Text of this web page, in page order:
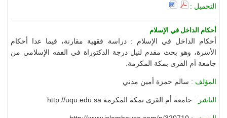
التحميل :
أحكام الداخل في الإسلام
أحكام الداخل في الإسلام : دراسة فقهية مقارنة، فيما عدا أحكام
الأسرة، وهو بحث مقدم لنيل درجة الدكتوراة في الفقه الإسلامي من
جامعة أم القرى بمكة المكرمة.
المؤلف : سالم حمزة أمين مدني
الناشر : جامعة أم القرى بمكة المكرمة http://uqu.edu.sa